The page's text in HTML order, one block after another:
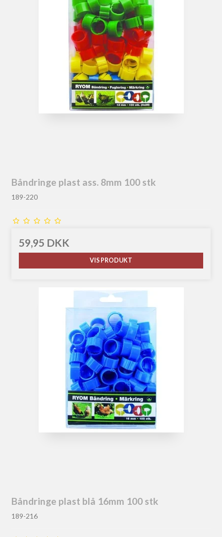
Båndringe plast ass. 8mm 100 stk
189-220
59,95 DKK
VIS PRODUKT
Båndringe plast blå 16mm 100 stk
189-216